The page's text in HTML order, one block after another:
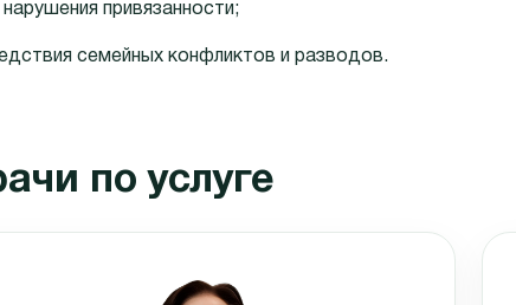
нарушения привязанности;
семейных конфликтов и разводов.
по услуге